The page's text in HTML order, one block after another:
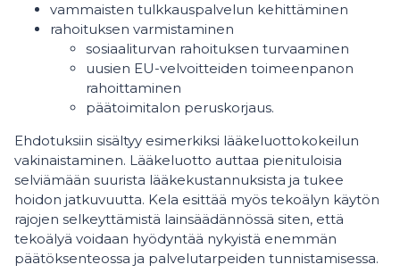
vammaisten tulkkauspalvelun kehittäminen
rahoituksen varmistaminen
sosiaaliturvan rahoituksen turvaaminen
uusien EU-velvoitteiden toimeenpanon
rahoittaminen
päätoimitalon peruskorjaus.
Ehdotuksiin sisältyy esimerkiksi lääkeluottokokeilun
vakinaistaminen. Lääkeluotto auttaa pienituloisia
selviämään suurista lääkekustannuksista ja tukee
hoidon jatkuvuutta. Kela esittää myös tekoälyn käytön
rajojen selkeyttämistä lainsäädännössä siten, että
tekoälyä voidaan hyödyntää nykyistä enemmän
päätöksenteossa ja palvelutarpeiden tunnistamisessa.